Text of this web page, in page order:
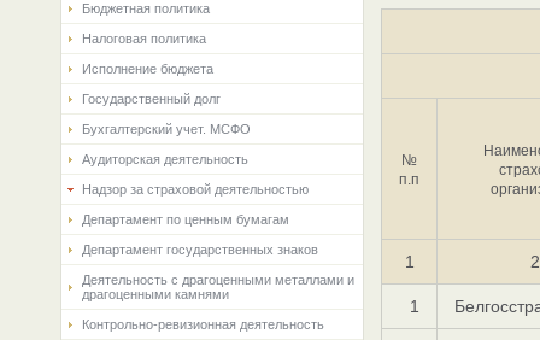
Бюджетная политика
Налоговая политика
Исполнение бюджета
Государственный долг
Бухгалтерский учет. МСФО
Аудиторская деятельность
Надзор за страховой деятельностью
Департамент по ценным бумагам
Департамент государственных знаков
Деятельность с драгоценными металлами и
драгоценными камнями
Контрольно-ревизионная деятельность
№
п.п
1 2
1